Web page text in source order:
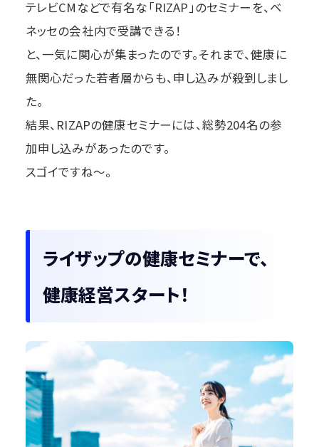
テレビCMなどで有名な「RIZAP」のセミナーを、ベ
ネッセの会社内で受講できる！
と、一気に関心が集まったのです。それまで、健康に
無関心だった若者層からも、申し込みが殺到しまし
た。
結果、RIZAPの健康セミナーには、総勢204名の参
加申し込みがあったのです。
スゴイですね〜。
ライザップの健康セミナーで、
健康経営スタート！